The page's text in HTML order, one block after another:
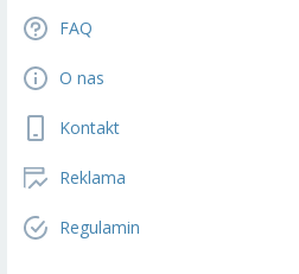
FAQ
O nas
Kontakt
Reklama
Regulamin